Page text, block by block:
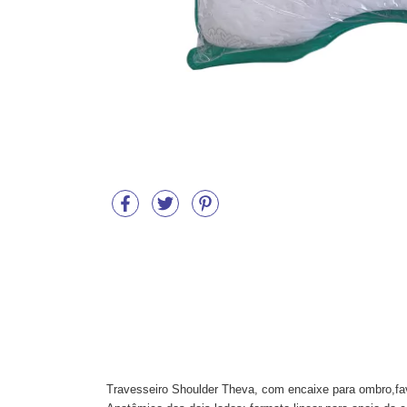
Travesseiro Shoulder Theva, com encaixe para